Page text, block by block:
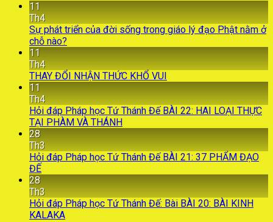
11
Th4
Sự phát triển của đời sống trong giáo lý đạo Phật nằm ở
chỗ nào?
11
Th4
THAY ĐỔI NHẬN THỨC KHỔ VUI
11
Th4
Hỏi đáp Pháp học Tứ Thánh Đế BÀI 22: HAI LOẠI THỰC
TẠI PHÀM VÀ THÁNH
28
Th3
Hỏi đáp Pháp học Tứ Thánh Đế BÀI 21: 37 PHẨM ĐẠO
ĐẾ
28
Th3
Hỏi đáp Pháp học Tứ Thánh Đế: Bài BÀI 20: BÀI KINH
KALAKA